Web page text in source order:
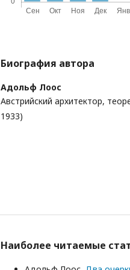
Биография автора
Адольф Лоос
Австрийский архитектор,
1933)
Наиболее читаемые